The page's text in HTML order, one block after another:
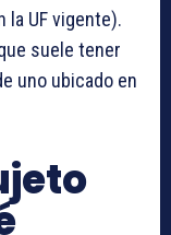
la UF vigente).
suele tener
uno ubicado en